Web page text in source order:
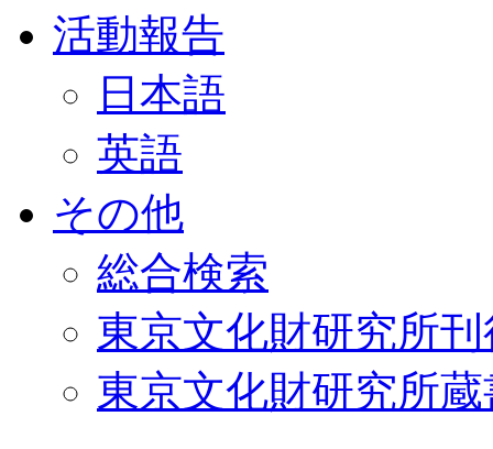
活動報告
日本語
英語
その他
総合検索
東京文化財研究所
東京文化財研究所